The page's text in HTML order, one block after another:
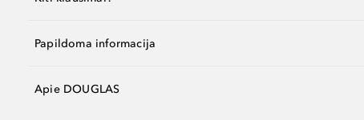
Papildoma informacija
Apie DOUGLAS